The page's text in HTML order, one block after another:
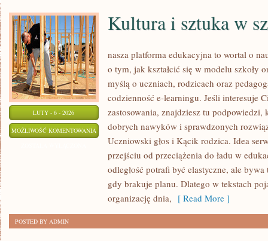
LUTY - 6 - 2026
MOŻLIWOŚĆ KOMENTOWANIA KULTURA
SZTUKA
SZKOLE
Kultura i sztuka w
nasza platforma edukacyjna to wortal o
o tym, jak kształcić się w modelu szkoły
myślą o uczniach, rodzicach oraz
codzienność e-learningu. Jeśli interesuje
zastosowania, znajdziesz tu podpowiedzi,
dobrych nawyków i sprawdzonych
Uczniowski głos i Kącik rodzica. Idea
przejściu od przeciążenia do ładu w
odległość potrafi być elastyczne, ale
gdy brakuje planu. Dlatego w tekstach
organizację dnia, [ Read More ]
POSTED BY ADMIN